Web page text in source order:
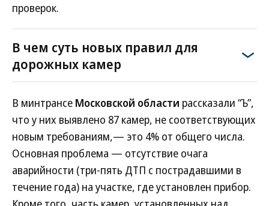
проверок.
В чем суть новых правил для
дорожных камер
В минтрансе Московской области рассказали “Ъ”,
что у них выявлено 87 камер, не соответствующих
новым требованиям,— это 4% от общего числа.
Основная проблема — отсутствие очага
аварийности (три-пять ДТП с пострадавшими в
течение года) на участке, где установлен прибор.